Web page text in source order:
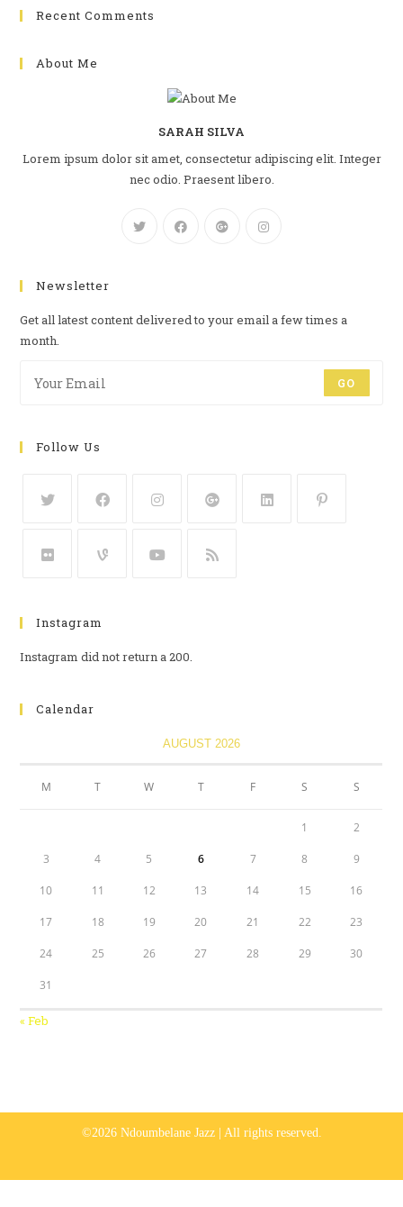
Recent Comments
About Me
SARAH SILVA
Lorem ipsum dolor sit amet, consectetur adipiscing elit. Integer
nec odio. Praesent libero.
Newsletter
Get all latest content delivered to your email a few times a
month.
GO
Follow Us
Instagram
Instagram did not return a 200.
Calendar
AUGUST 2026
M T W T F S S
1 2
3 4 5 6 7 8 9
10 11 12 13 14 15 16
17 18 19 20 21 22 23
24 25 26 27 28 29 30
31
« Feb
©2026 Ndoumbelane Jazz | All rights reserved.